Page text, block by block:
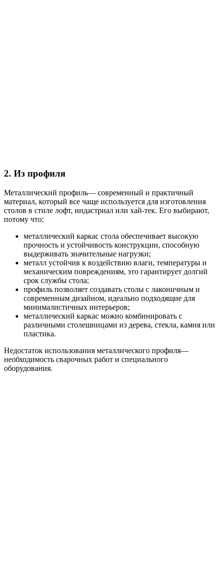
2. Из профиля
Металлический профиль— современный и практичный
материал, который все чаще используется для изготовления
столов в стиле лофт, индастриал или хай-тек. Его выбирают,
потому что:
металлический каркас стола обеспечивает высокую
прочность и устойчивость конструкции, способную
выдерживать значительные нагрузки;
металл устойчив к воздействию влаги, температуры и
механическим повреждениям, это гарантирует долгий
срок службы стола;
профиль позволяет создавать столы с лаконичным и
современным дизайном, идеально подходящие для
минималистичных интерьеров;
металлический каркас можно комбинировать с
различными столешницами из дерева, стекла, камня или
пластика.
Недостаток использования металлического профиля—
необходимость сварочных работ и специального
оборудования.